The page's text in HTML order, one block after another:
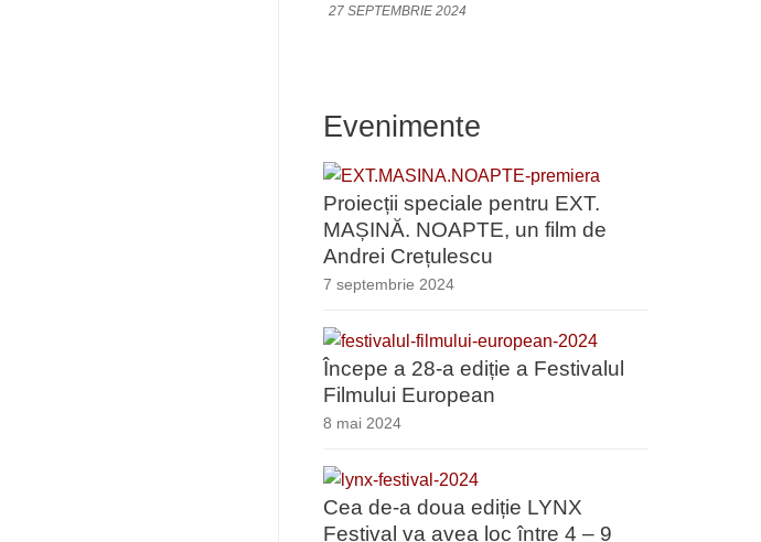
27 SEPTEMBRIE 2024
Evenimente
Proiecții speciale pentru EXT.
MAȘINĂ. NOAPTE, un film de
Andrei Crețulescu
7 septembrie 2024
Începe a 28-a ediție a Festivalul
Filmului European
8 mai 2024
Cea de-a doua ediție LYNX
Festival va avea loc între 4 – 9